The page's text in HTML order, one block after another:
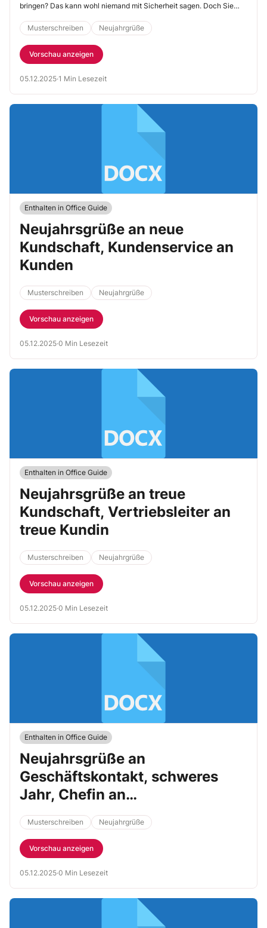
bringen? Das kann wohl niemand mit Sicherheit sagen. Doch Sie
wünschen. Lassen Sie sich von unseren neun Musterschreiben
inspirieren.
Musterschreiben Neujahrgrüße
Vorschau anzeigen
05.12.2025·1 Min Lesezeit
Enthalten in Office Guide
Neujahrsgrüße an neue
Kundschaft, Kundenservice an
Kunden
Musterschreiben Neujahrgrüße
Vorschau anzeigen
05.12.2025·0 Min Lesezeit
Enthalten in Office Guide
Neujahrsgrüße an treue
Kundschaft, Vertriebsleiter an
treue Kundin
Musterschreiben Neujahrgrüße
Vorschau anzeigen
05.12.2025·0 Min Lesezeit
Enthalten in Office Guide
Neujahrsgrüße an
Geschäftskontakt, schweres
Jahr, Chefin an
Geschäftspartner
Musterschreiben Neujahrgrüße
Vorschau anzeigen
05.12.2025·0 Min Lesezeit